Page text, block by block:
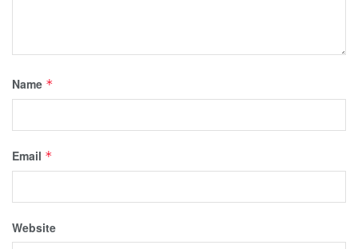
Name *
Email *
Website